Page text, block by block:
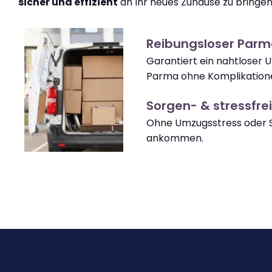
Reibungsloser
Garantiert ein nahtloser
Parma ohne
Sorgen- & stressfrei
Ohne Umzugsstress oder
ankommen.